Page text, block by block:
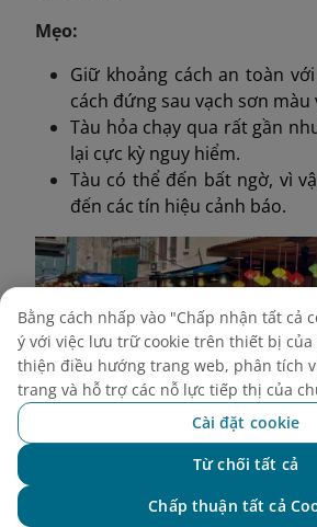
Mẹo:
Giữ khoảng cách an toàn
cách đứng sau vạch sơn màu
Tàu hỏa chạy qua rất gần
lại cực kỳ nguy hiểm.
Tàu có thể đến bất ngờ, vì
đến các tín hiệu cảnh báo.
Bằng cách nhấp vào "Chấp nhận tất cả
ý với việc lưu trữ cookie trên thiết bị
thiện điều hướng trang web, phân tích
trang và hỗ trợ các nỗ lực tiếp thị của
Cài đặt cookie
Từ chối tất cả
Chấp thuận tất cả